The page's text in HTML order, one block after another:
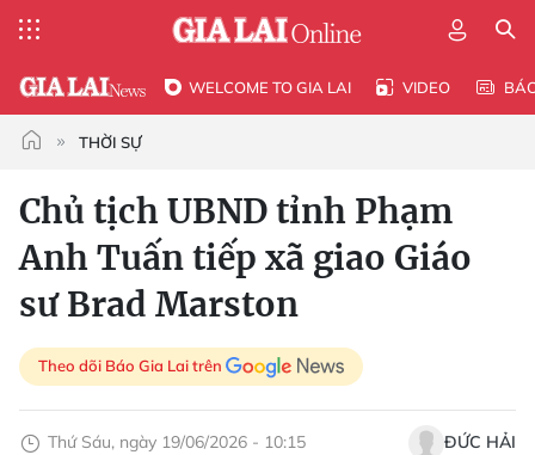
WELCOME TO GIA LAI VIDEO
THỜI SỰ
Chủ tịch UBND tỉnh Phạm
Anh Tuấn tiếp xã giao Giáo
sư Brad Marston
Theo dõi Báo Gia Lai trên
Thứ Sáu, ngày 19/06/2026 - 10:15 ĐỨC HẢI